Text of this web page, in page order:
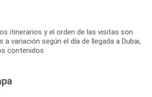
itinerarios y el orden de las visitas son
a variación según el día de llegada a Dubai,
contenidos